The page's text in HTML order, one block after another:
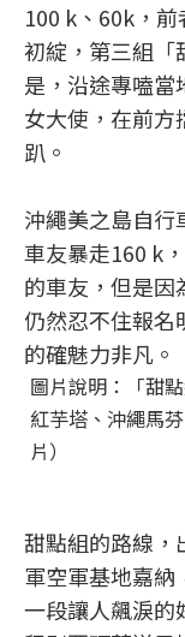
100 k、60k，
初綻，第三組「
是，沿途專嗑當
女大使，在前
趴。
沖繩美之島自行
車友暴走160 k
的車友，但是因
仍然忍不住報名
的確魅力非凡。
圖片說明：「甜
紅芋塔、沖繩馬
片）
甜點組的路線，
軍空軍基地嘉納
一段讓人飆淚的